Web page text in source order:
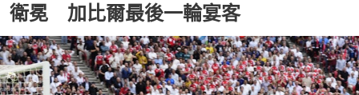
衛冕 加比爾最後一輪宴客